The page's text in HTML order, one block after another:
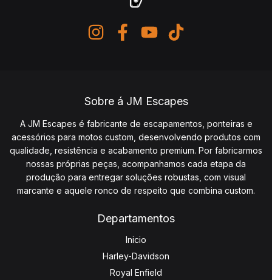
Sobre á JM Escapes
A JM Escapes é fabricante de escapamentos, ponteiras e
acessórios para motos custom, desenvolvendo produtos com
qualidade, resistência e acabamento premium. Por fabricarmos
nossas próprias peças, acompanhamos cada etapa da
produção para entregar soluções robustas, com visual
marcante e aquele ronco de respeito que combina custom.
Departamentos
Inicio
Harley-Davidson
Royal Enfield